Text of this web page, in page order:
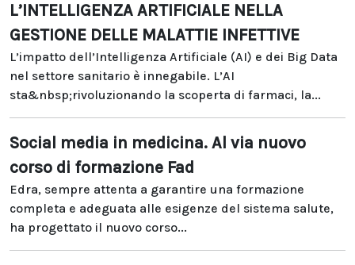
L’INTELLIGENZA ARTIFICIALE NELLA
GESTIONE DELLE MALATTIE INFETTIVE
L’impatto dell’Intelligenza Artificiale (AI) e dei Big Data
nel settore sanitario è innegabile. L’AI
sta&nbsp;rivoluzionando la scoperta di farmaci, la...
Social media in medicina. Al via nuovo
corso di formazione Fad
Edra, sempre attenta a garantire una formazione
completa e adeguata alle esigenze del sistema salute,
ha progettato il nuovo corso...